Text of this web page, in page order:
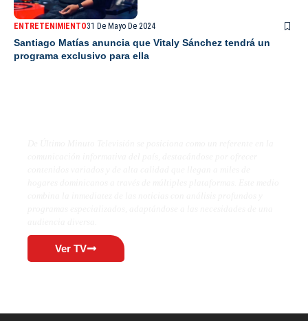
ENTRETENIMIENTO31 De Mayo De 2024
Santiago Matías anuncia que Vitaly Sánchez tendrá un
programa exclusivo para ella
Ver TV